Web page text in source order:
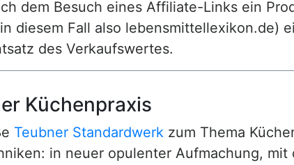
dem Besuch eines Affiliate-Links ein
diesem Fall also lebensmittellexikon.de)
des Verkaufswertes.
Küchenpraxis
Teubner Standardwerk zum Thema
in neuer opulenter Aufmachung,